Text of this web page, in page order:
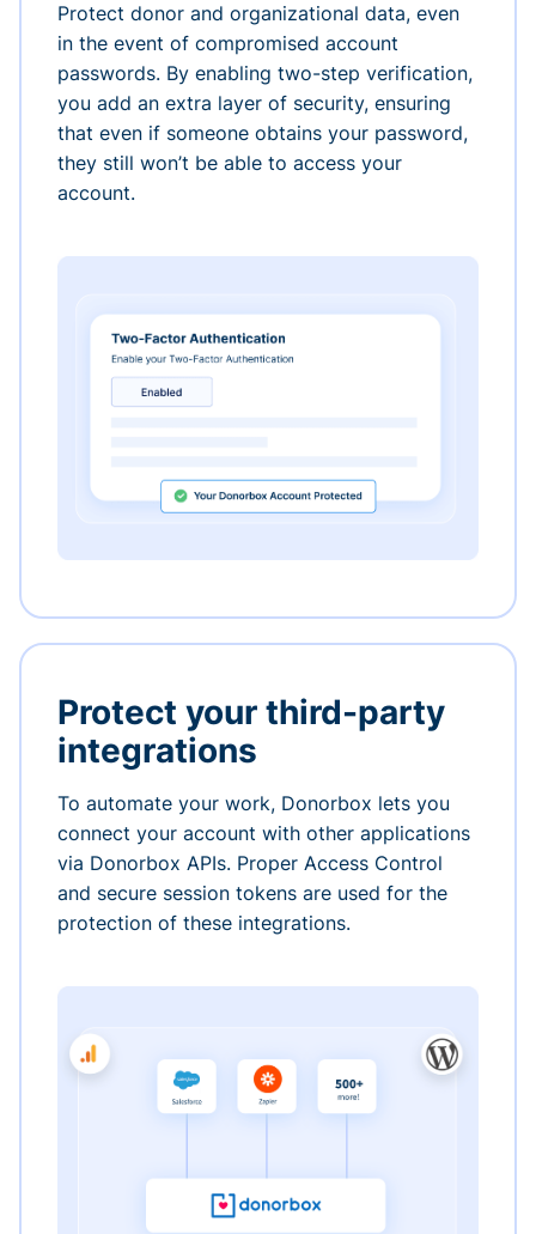
Protect donor and organizational data, even
in the event of compromised account
passwords. By enabling two-step verification,
you add an extra layer of security, ensuring
that even if someone obtains your password,
they still won’t be able to access your
account.
Protect your third-party
integrations
To automate your work, Donorbox lets you
connect your account with other applications
via Donorbox APIs. Proper Access Control
and secure session tokens are used for the
protection of these integrations.